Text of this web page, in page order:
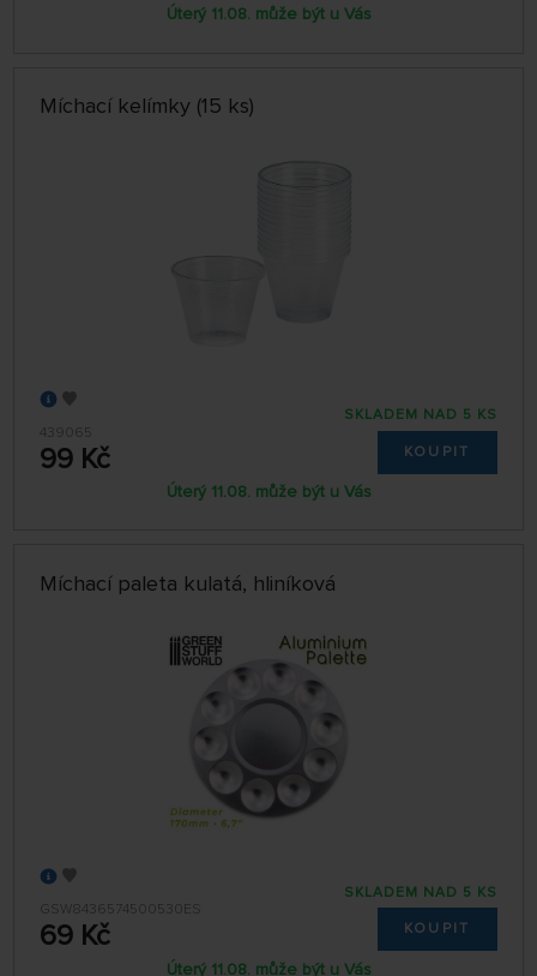
Úterý 11.08. může být u Vás
Míchací kelímky (15 ks)
439065
99 Kč
SKLADEM NAD 5 KS
KOUPIT
Úterý 11.08. může být u Vás
Míchací paleta kulatá, hliníková
GSW8436574500530ES
69 Kč
SKLADEM NAD 5 KS
KOUPIT
Úterý 11.08. může být u Vás